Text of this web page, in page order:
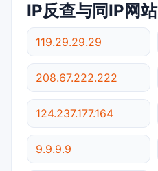
IP反查与同IP网站
119.29.29.29
208.67.222.222
124.237.177.164
9.9.9.9